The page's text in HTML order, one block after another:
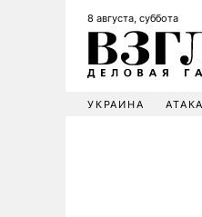
8 августа, суббота
УКРАИНА